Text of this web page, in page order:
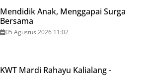
Mendidik Anak, Menggapai Surga
Bersama
05 Agustus 2026 11:02
KWT Mardi Rahayu Kalialang -